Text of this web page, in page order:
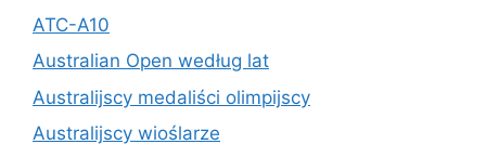
ATC-A10
Australian Open według lat
Australijscy medaliści olimpijscy
Australijscy wioślarze